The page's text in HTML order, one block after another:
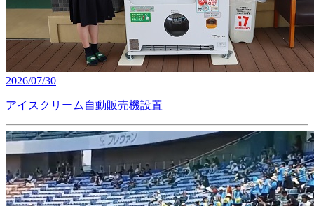
2026/07/30
アイスクリーム自動販売機設置